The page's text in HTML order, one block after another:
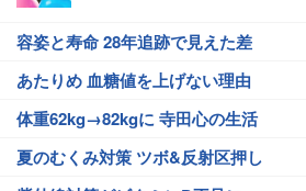
容姿と寿命 28年追跡で見えた差
あたりめ 血糖値を上げない理由
体重62kg→82kgに 寺田心の生活
夏のむくみ対策 ツボ&反射区押し